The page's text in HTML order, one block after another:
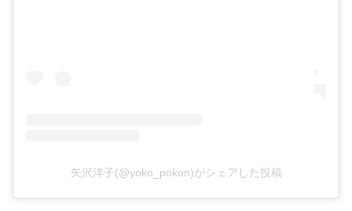
矢沢洋子(@yoko_pokon)がシェアした投稿